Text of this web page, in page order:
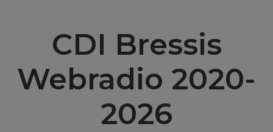
CDI Bressis
Webradio 2020-
2026